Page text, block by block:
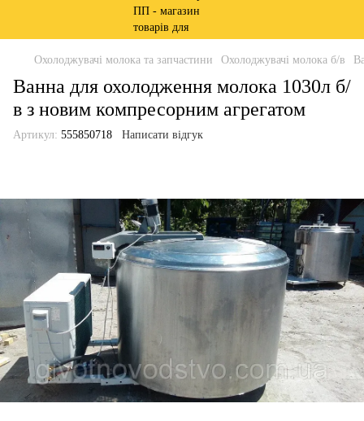
Охолоджувачі молока та запчастини Охолоджувачі молока б/в
Ванна для охолодження молока 1030л б/
в з новим компресорним агрегатом
Артикул: 555850718 Написати відгук